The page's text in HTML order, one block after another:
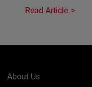
Read Article
About Us